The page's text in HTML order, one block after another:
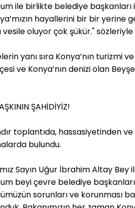
ile birlikte belediye başkanları
hayallerini bir bir yerine
oluyor çok şükür." sözleriyle
yanı sıra Konya’nın turizmi
ve Konya’nın denizi olan
ŞAHİDİYİZ!
toplantıda, hassasiyetinden
bulundu.
Sayın Uğur İbrahim Altay
beyi çevre belediye
sorunları ve korunması